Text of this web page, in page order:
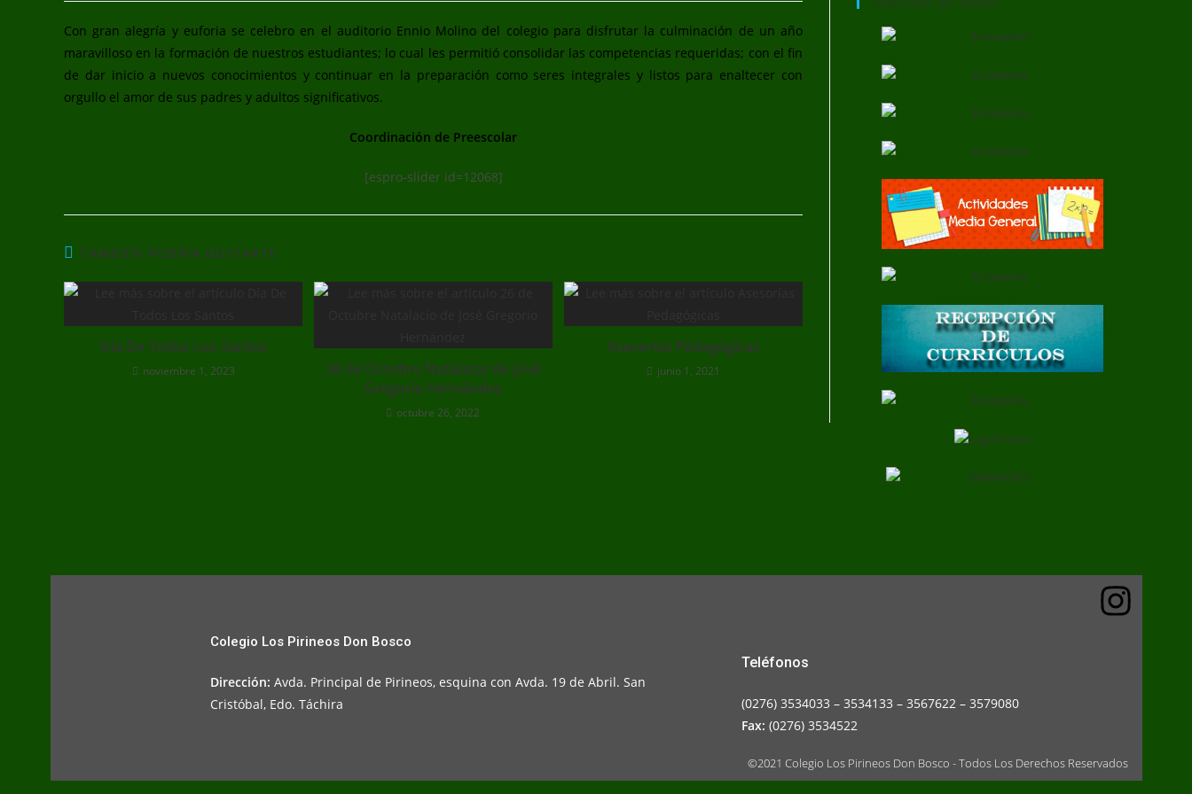
Con gran alegría y euforia se celebro en el auditorio Ennio Molino del colegio para disfrutar la culminación de un año
maravilloso en la formación de nuestros estudiantes; lo cual les permitió consolidar las competencias requeridas; con el fin
de dar inicio a nuevos conocimientos y continuar en la preparación como seres integrales y listos para enaltecer con
orgullo el amor de sus padres y adultos significativos.
Coordinación de Preescolar
[espro-slider id=12068]
TAMBIÉN PODRÍA GUSTARTE
Día De Todos Los Santos
noviembre 1, 2023
26 de Octubre Natalacio de José
Gregorio Hernández
octubre 26, 2022
Asesorías Pedagógicas
junio 1, 2021
Colegio Los Pirineos Don Bosco
Dirección: Avda. Principal de Pirineos, esquina con Avda. 19 de Abril. San
Cristóbal, Edo. Táchira
Teléfonos
(0276) 3534033 – 3534133 – 3567622 – 3579080
Fax: (0276) 3534522
©2021 Colegio Los Pirineos Don Bosco - Todos Los Derechos Reservados